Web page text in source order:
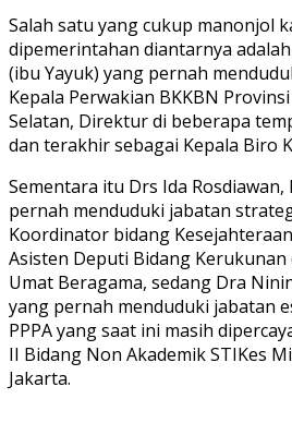
Salah satu yang cukup manonjol
dipemerintahan diantarnya
(ibu Yayuk) yang pernah
Kepala Perwakian BKKBN
Selatan, Direktur di beberapa
dan terakhir sebagai Kepala Biro
Sementara itu Drs Ida
pernah menduduki jabatan
Koordinator bidang
Asisten Deputi Bidang Kerukunan
Umat Beragama, sedang Dra
yang pernah menduduki jabatan
PPPA yang saat ini masih
II Bidang Non Akademik STIKes
Jakarta.